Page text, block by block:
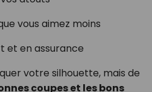
vous aimez moins
et en assurance
votre silhouette, mais de
coupes et les bons